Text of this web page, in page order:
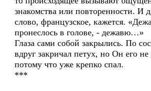
знакомства или повторенности. И
слово, французское, кажется.
пронеслось в голове, - дежавю…»
Глаза сами собой закрылись. По
вдруг закричал петух, но Он его
потому что уже крепко спал.
***